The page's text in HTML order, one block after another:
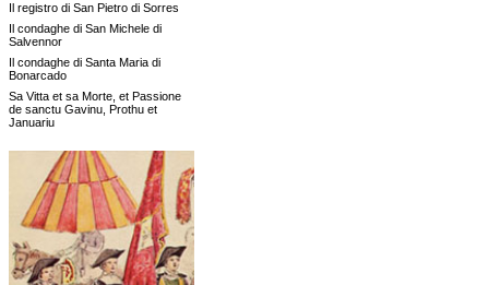
Il registro di San Pietro di Sorres
Il condaghe di San Michele di
Salvennor
Il condaghe di Santa Maria di
Bonarcado
Sa Vitta et sa Morte, et Passione
de sanctu Gavinu, Prothu et
Januariu